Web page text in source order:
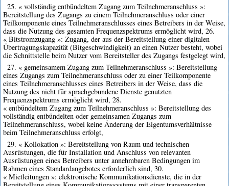
25. « vollständig entbündeltem Zugang zum Teilnehmeranschluss »:
Bereitstellung des Zugangs zu einem Teilnehmeranschluss oder einer
Teilkomponente eines Teilnehmeranschlusses eines Betreibers in der Weise,
dass die Nutzung des gesamten Frequenzspektrums ermöglicht wird, 26.
« Bitstromzugang »: Zugang, der aus der Bereitstellung einer digitalen
Übertragungskapazität (Bitgeschwindigkeit) an einen Nutzer besteht, wobei
die Schnittstelle beim Nutzer vom Bereitsteller des Zugangs festgelegt wird,
27. « gemeinsamem Zugang zum Teilnehmeranschluss »: Bereitstellung
eines Zugangs zum Teilnehmeranschluss oder zu einer Teilkomponente
eines Teilnehmeranschlusses eines Betreibers in der Weise, dass die
Nutzung des nicht für sprachgebundene Dienste genutzten
Frequenzspektrums ermöglicht wird, 28.
« entbündeltem Zugang zum Teilnehmeranschluss »: Bereitstellung des
vollständig entbündelten oder gemeinsamen Zugangs zum
Teilnehmeranschluss, wobei keine Änderung der Eigentumsverhältnisse
beim Teilnehmeranschluss erfolgt,
29. « Kollokation »: Bereitstellung von Raum und technischen
Ausrüstungen, die für Installation und Anschluss von relevanten
Ausrüstungen eines Betreibers unter annehmbaren Bedingungen im
Rahmen eines Standardangebotes erforderlich sind, 30.
« Mietleitungen »: elektronische Kommunikationsdienste, die in der